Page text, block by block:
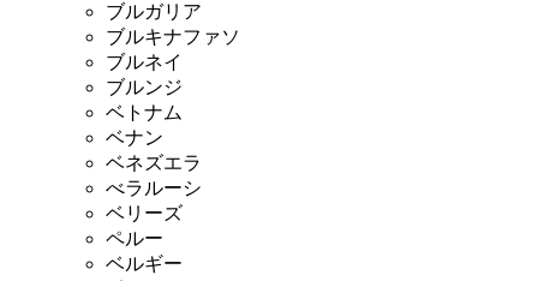
ブルガリア
ブルキナファソ
ブルネイ
ブルンジ
ベトナム
ベナン
ベネズエラ
べラルーシ
ベリーズ
ペルー
ベルギー